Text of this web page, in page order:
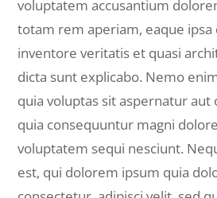
voluptatem accusantium
totam rem aperiam, eaque ipsa
inventore veritatis et quasi
dicta sunt explicabo. Nemo
quia voluptas sit aspernatur aut
quia consequuntur magni
voluptatem sequi nesciunt.
est, qui dolorem ipsum quia